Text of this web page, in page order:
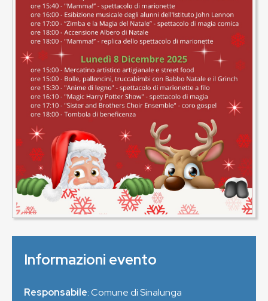
Informazioni evento
Responsabile: Comune di Sinalunga